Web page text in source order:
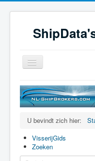
Schakelen
navigatie
U bevindt zich hier:
VisserijGids
Zoeken